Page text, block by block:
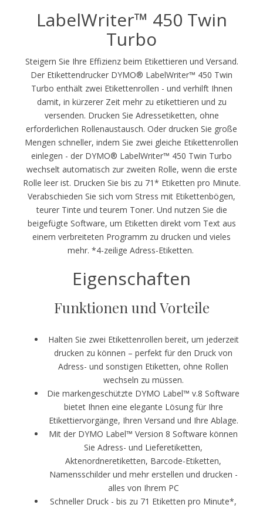
LabelWriter™ 450 Twin
Turbo
Steigern Sie Ihre Effizienz beim Etikettieren und Versand.
Der Etikettendrucker DYMO® LabelWriter™ 450 Twin
Turbo enthält zwei Etikettenrollen - und verhilft Ihnen
damit, in kürzerer Zeit mehr zu etikettieren und zu
versenden. Drucken Sie Adressetiketten, ohne
erforderlichen Rollenaustausch. Oder drucken Sie große
Mengen schneller, indem Sie zwei gleiche Etikettenrollen
einlegen - der DYMO® LabelWriter™ 450 Twin Turbo
wechselt automatisch zur zweiten Rolle, wenn die erste
Rolle leer ist. Drucken Sie bis zu 71* Etiketten pro Minute.
Verabschieden Sie sich vom Stress mit Etikettenbögen,
teurer Tinte und teurem Toner. Und nutzen Sie die
beigefügte Software, um Etiketten direkt vom Text aus
einem verbreiteten Programm zu drucken und vieles
mehr. *4-zeilige Adress-Etiketten.
Eigenschaften
Funktionen und Vorteile
Halten Sie zwei Etikettenrollen bereit, um jederzeit
drucken zu können – perfekt für den Druck von
Adress- und sonstigen Etiketten, ohne Rollen
wechseln zu müssen.
Die markengeschützte DYMO Label™ v.8 Software
bietet Ihnen eine elegante Lösung für Ihre
Etikettiervorgänge, Ihren Versand und Ihre Ablage.
Mit der DYMO Label™ Version 8 Software können
Sie Adress- und Lieferetiketten,
Aktenordneretiketten, Barcode-Etiketten,
Namensschilder und mehr erstellen und drucken -
alles von Ihrem PC
Schneller Druck - bis zu 71 Etiketten pro Minute*,